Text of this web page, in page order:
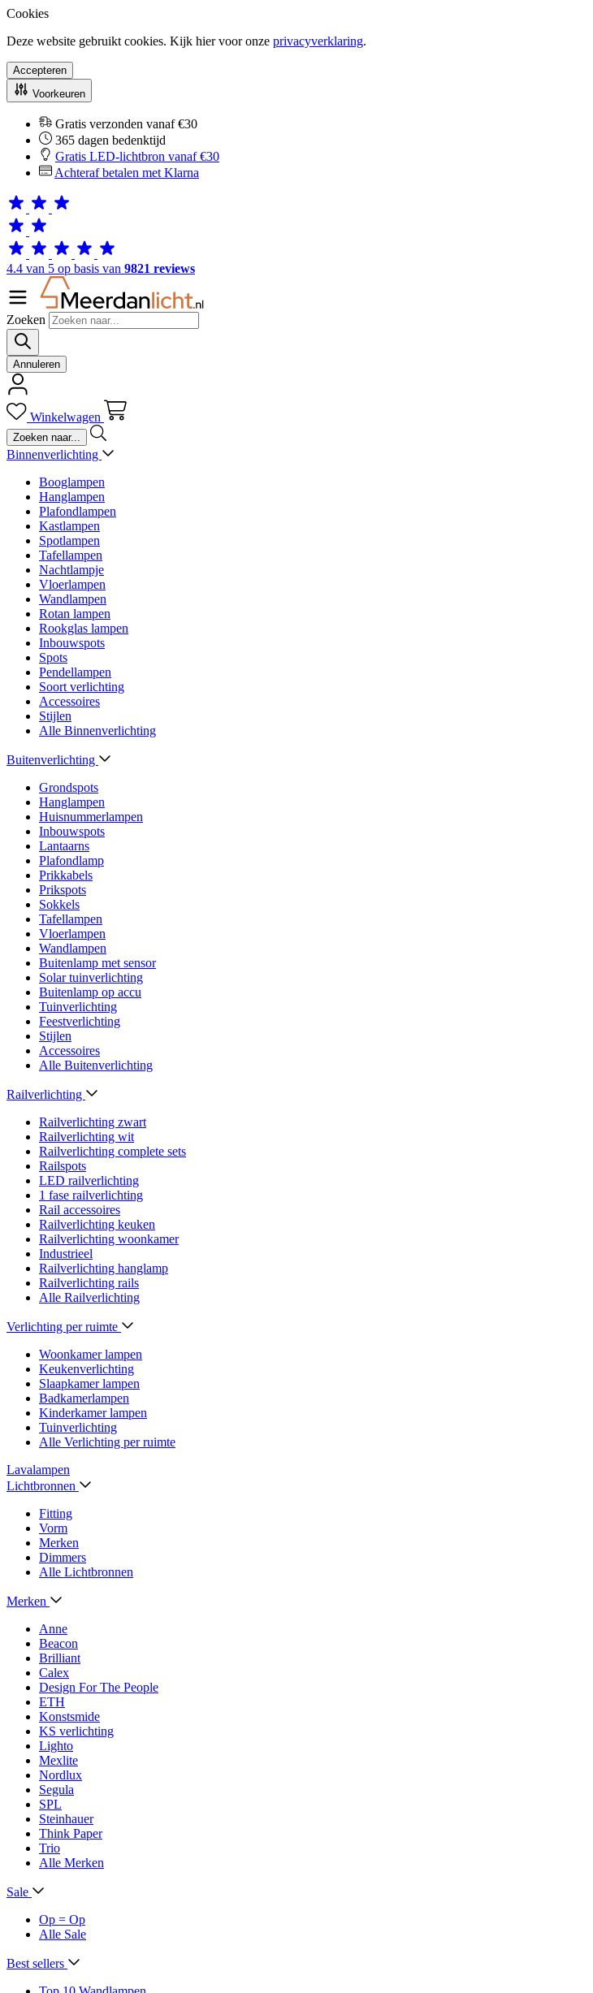
Cookies
Deze website gebruikt cookies. Kijk hier voor onze privacyverklaring.
Accepteren
Voorkeuren
Gratis verzonden vanaf €30
365 dagen bedenktijd
Gratis LED-lichtbron vanaf €30
Achteraf betalen met Klarna
4.4 van 5 op basis van 9821 reviews
Zoeken
Annuleren
Winkelwagen
Binnenverlichting
Booglampen
Hanglampen
Plafondlampen
Kastlampen
Spotlampen
Tafellampen
Nachtlampje
Vloerlampen
Wandlampen
Rotan lampen
Rookglas lampen
Inbouwspots
Spots
Pendellampen
Soort verlichting
Accessoires
Stijlen
Alle Binnenverlichting
Buitenverlichting
Grondspots
Hanglampen
Huisnummerlampen
Inbouwspots
Lantaarns
Plafondlamp
Prikkabels
Prikspots
Sokkels
Tafellampen
Vloerlampen
Wandlampen
Buitenlamp met sensor
Solar tuinverlichting
Buitenlamp op accu
Tuinverlichting
Feestverlichting
Stijlen
Accessoires
Alle Buitenverlichting
Railverlichting
Railverlichting zwart
Railverlichting wit
Railverlichting complete sets
Railspots
LED railverlichting
1 fase railverlichting
Rail accessoires
Railverlichting keuken
Railverlichting woonkamer
Industrieel
Railverlichting hanglamp
Railverlichting rails
Alle Railverlichting
Verlichting per ruimte
Woonkamer lampen
Keukenverlichting
Slaapkamer lampen
Badkamerlampen
Kinderkamer lampen
Tuinverlichting
Alle Verlichting per ruimte
Lavalampen
Lichtbronnen
Fitting
Vorm
Merken
Dimmers
Alle Lichtbronnen
Merken
Anne
Beacon
Brilliant
Calex
Design For The People
ETH
Konstsmide
KS verlichting
Lighto
Mexlite
Nordlux
Segula
SPL
Steinhauer
Think Paper
Trio
Alle Merken
Sale
Op = Op
Alle Sale
Best sellers